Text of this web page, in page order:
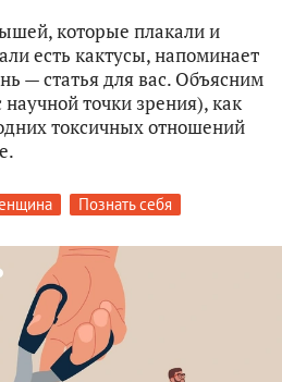
которые плакали и
есть кактусы, напоминает
— статья для вас. Объясним
точки зрения), как
токсичных отношений
Познать себя